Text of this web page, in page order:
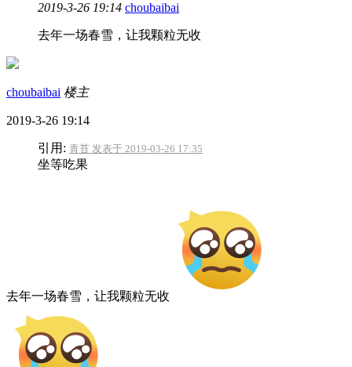
2019-3-26 19:14 choubaibai
去年一场春雪，让我颗粒无收
choubaibai 楼主
2019-3-26 19:14
引用: 青苔 发表于 2019-03-26 17:35
坐等吃果
去年一场春雪，让我颗粒无收